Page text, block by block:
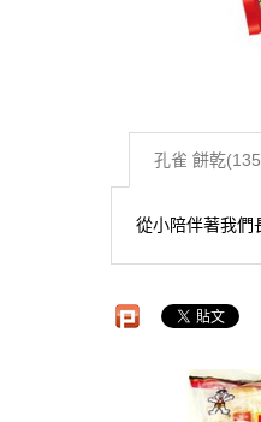
孔雀 餅乾
從小陪伴著我們